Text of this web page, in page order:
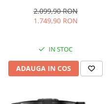
LED, H 141 cm, Negru
2.099,90 RON
1.749,90 RON
IN STOC
ADAUGA IN COS